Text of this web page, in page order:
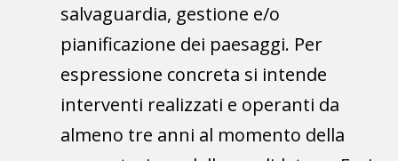
salvaguardia, gestione e/o
pianificazione dei paesaggi. Per
espressione concreta si intende
interventi realizzati e operanti da
almeno tre anni al momento della